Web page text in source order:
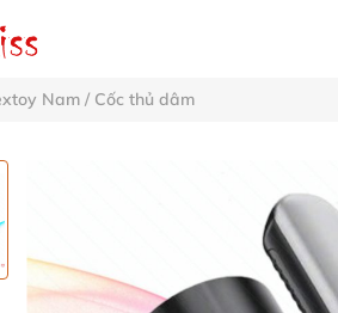
Nam / Cốc thủ dâm